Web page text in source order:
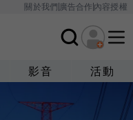
關於我們廣告合作內容授權
影音 活動